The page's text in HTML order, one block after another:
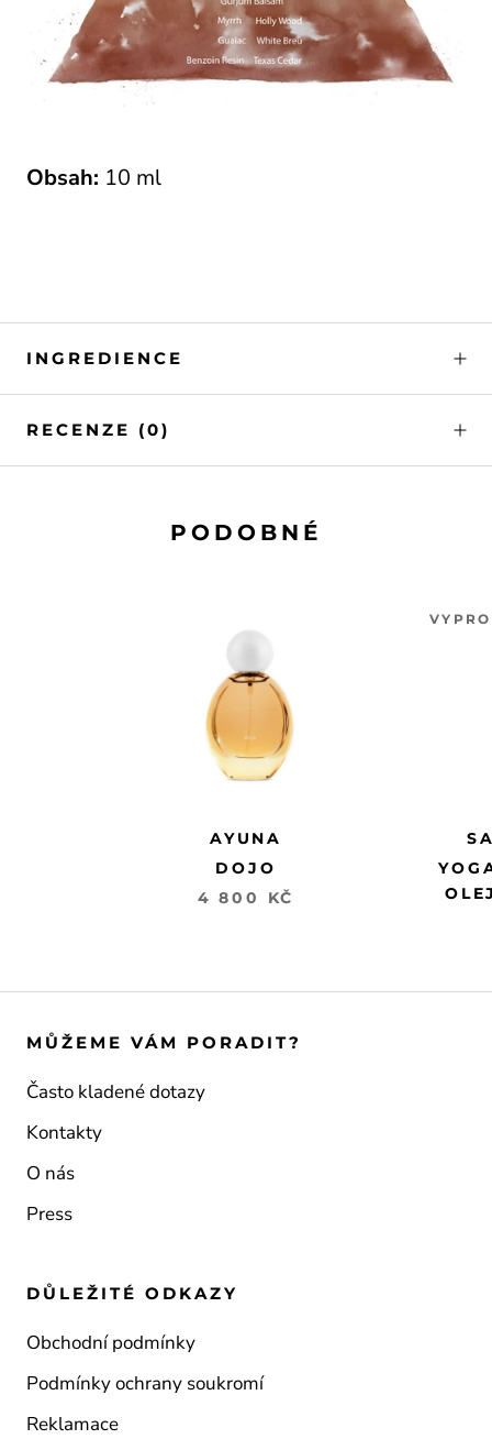
Obsah: 10 ml
INGREDIENCE
RECENZE (0)
PODOBNÉ
AYUNA
DOJO
4 800 KČ
MŮŽEME VÁM PORADIT?
Často kladené dotazy
Kontakty
O nás
Press
DŮLEŽITÉ ODKAZY
Obchodní podmínky
Podmínky ochrany soukromí
Reklamace